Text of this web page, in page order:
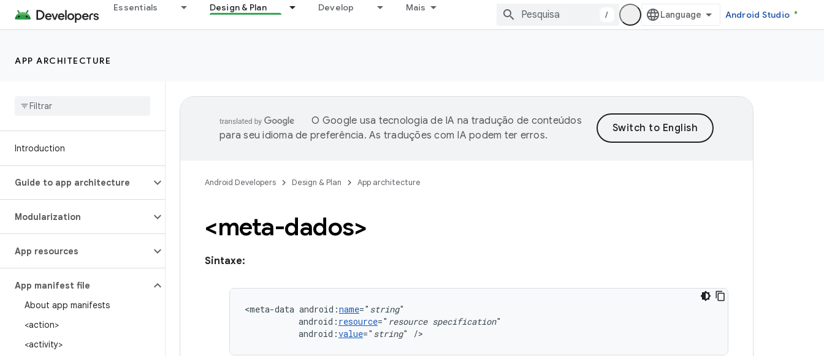
Essentials Design & Plan Develop Mais
/ Android Studio
APP ARCHITECTURE
Introduction
Guide to app architecture
Modularization
App resources
App manifest file
About app manifests
<action>
<activity>
O Google usa tecnologia de IA na tradução de conteúdos
para seu idioma de preferência. As traduções com IA podem ter erros.
Android Developers Design & Plan App architecture
<meta-dados>
Sintaxe:
<meta-data android:name=" string
android: resource=" resource specification
android:value=" string" />